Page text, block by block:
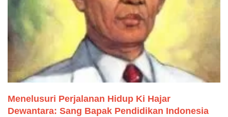
Menelusuri Perjalanan Hidup Ki Hajar
Dewantara: Sang Bapak Pendidikan Indonesia